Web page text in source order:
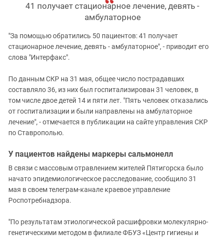
41 получает стационарное лечение, девять -
амбулаторное
"За помощью обратились 50 пациентов: 41 получает
стационарное лечение, девять - амбулаторное", - приводит его
слова "Интерфакс".
По данным СКР на 31 мая, общее число пострадавших
составляло 36, из них был госпитализирован 31 человек, в
том числе двое детей 14 и пяти лет. "Пять человек отказались
от госпитализации и были направлены на амбулаторное
лечение", - отмечается в публикации на сайте управления СКР
по Ставрополью.
У пациентов найдены маркеры сальмонелл
В связи с массовым отравлением жителей Пятигорска было
начато эпидемиологическое расследование, сообщило 31
мая в своем телеграм-канале краевое управление
Роспотребнадзора.
"По результатам этиологической расшифровки молекулярно-
генетическими методом в филиале ФБУЗ «Центр гигиены и